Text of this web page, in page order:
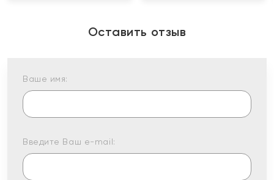
Оставить отзыв
Ваше имя:
Введите Ваш e-mail: